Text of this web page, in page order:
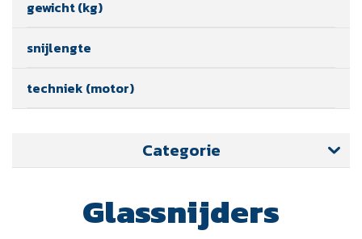
gewicht (kg)
snijlengte
techniek (motor)
Categorie
Glassnijders